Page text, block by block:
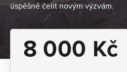
úspěšně čelit novým výzvám.
8 000 Kč